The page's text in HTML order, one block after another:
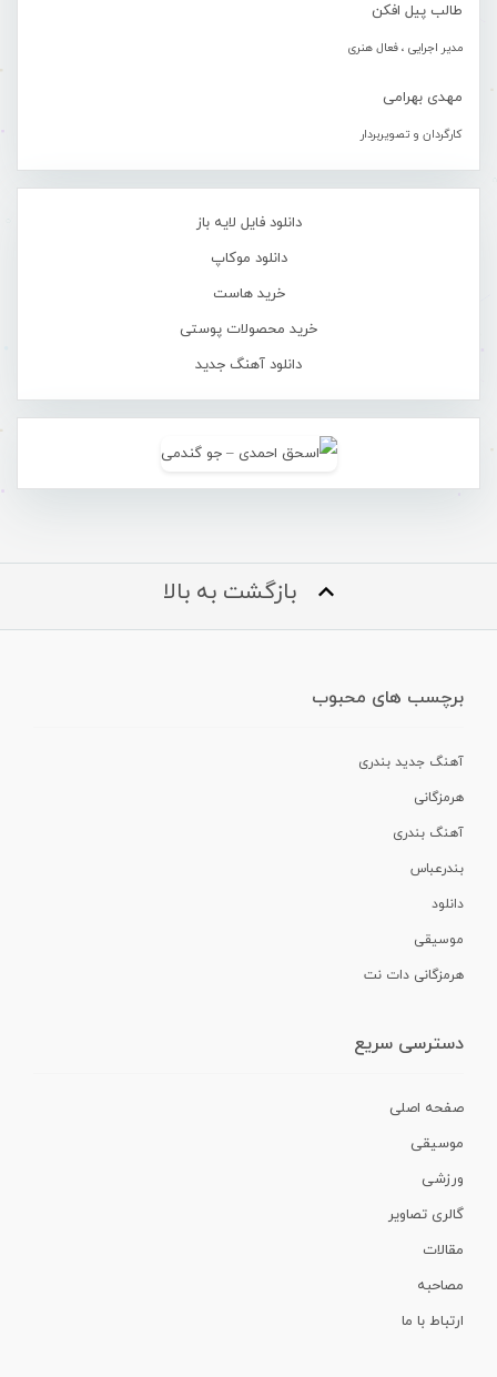
طالب پیل افکن
مدیر اجرایی ، فعال هنری
مهدی بهرامی
کارگردان و تصویربردار
دانلود فایل لایه باز
دانلود موکاپ
خرید هاست
خرید محصولات پوستی
دانلود آهنگ جدید
بازگشت به بالا
برچسب های محبوب
آهنگ جدید بندری
هرمزگانی
آهنگ بندری
بندرعباس
دانلود
موسیقی
هرمزگانی دات نت
دسترسی سریع
صفحه اصلی
موسیقی
ورزشی
گالری تصاویر
مقالات
مصاحبه
ارتباط با ما